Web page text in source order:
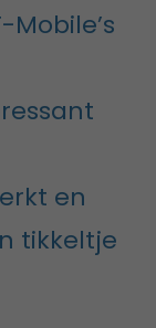
en
tikkeltje